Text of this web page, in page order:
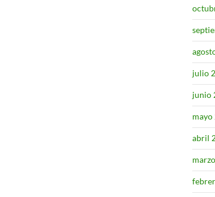
julio
junio
mayo
abril